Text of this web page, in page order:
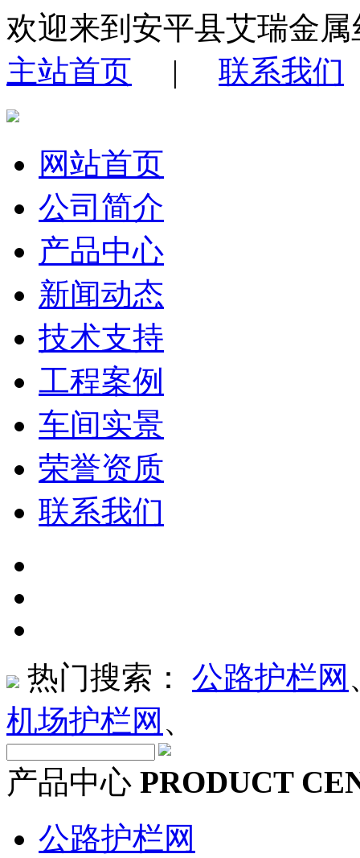
欢迎来到安平县艾瑞金
主站首页 | 联系我们
网站首页
公司简介
产品中心
新闻动态
技术支持
工程案例
车间实景
荣誉资质
联系我们
热门搜索： 公路护栏网
机场护栏网 、
产品中心 PRODUCT
公路护栏网